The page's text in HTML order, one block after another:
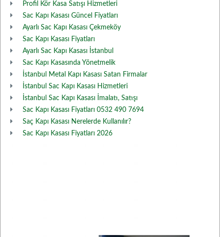
Profil Kör Kasa Satışı Hizmetleri
Sac Kapı Kasası Güncel Fiyatları
Ayarlı Sac Kapı Kasası Çekmeköy
Sac Kapı Kasası Fiyatları
Ayarlı Sac Kapı Kasası İstanbul
Sac Kapı Kasasında Yönetmelik
İstanbul Metal Kapı Kasası Satan Firmalar
İstanbul Sac Kapı Kasası Hizmetleri
İstanbul Sac Kapı Kasası İmalatı, Satışı
Sac Kapı Kasası Fiyatları 0532 490 7694
Saç Kapı Kasası Nerelerde Kullanılır?
Sac Kapı Kasası Fiyatları 2026